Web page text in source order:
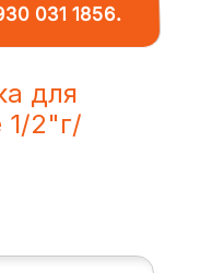
031 1856.
для
1/2"г/